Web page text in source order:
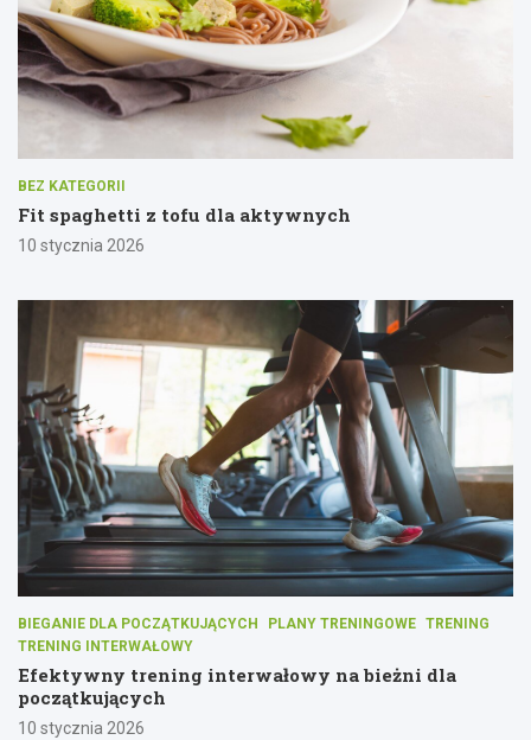
BEZ KATEGORII
Fit spaghetti z tofu dla aktywnych
10 stycznia 2026
BIEGANIE DLA POCZĄTKUJĄCYCH PLANY TRENINGOWE TRENING
TRENING INTERWAŁOWY
Efektywny trening interwałowy na bieżni dla
początkujących
10 stycznia 2026